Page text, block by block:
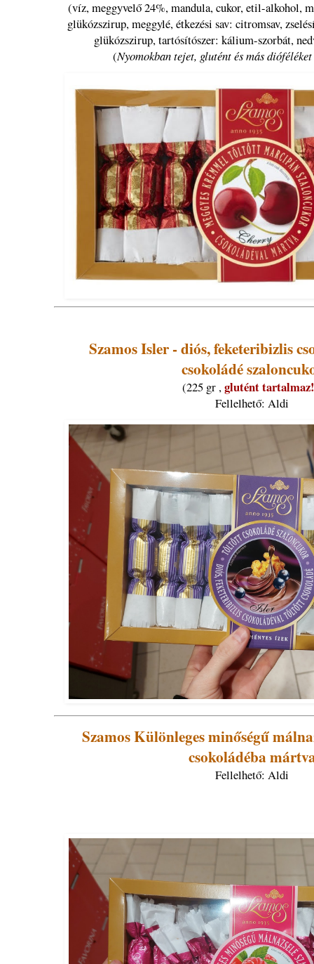
(víz, meggyvelő 24%, mandula, cukor, etil-alkohol,
glükózszirup, meggylé, étkezési sav: citromsav,
glükózszirup, tartósítószer: kálium-szorbát,
(Nyomokban tejet, glutént és más
Szamos Isler - diós, feketeribizlis
csokoládé
(225 gr ,glutént
Fellelhető: Aldi
Szamos Különleges minőségű
csokoládéba
Fellelhető: Aldi